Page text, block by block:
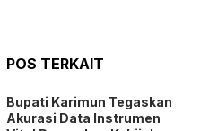
POS TERKAIT
Bupati Karimun Tegaskan
Akurasi Data Instrumen